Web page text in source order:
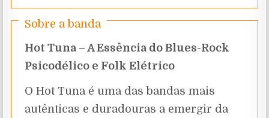
Sobre a banda
Hot Tuna – A Essência do Blues-Rock
Psicodélico e Folk Elétrico
O Hot Tuna é uma das bandas mais
autênticas e duradouras a emergir da